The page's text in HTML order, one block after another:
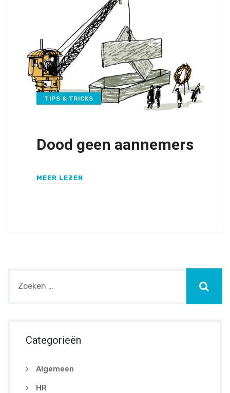
TIPS & TRICKS
Dood geen aannemers
MEER LEZEN
Categorieën
Algemeen
HR